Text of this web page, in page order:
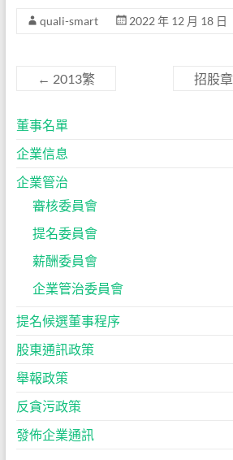
quali-smart 2022 年 12 月 18 日
← 2013繁 招股
董事名單
企業信息
企業管治
審核委員會
提名委員會
薪酬委員會
企業管治委員會
提名候選董事程序
股東通訊政策
舉報政策
反貪污政策
發佈企業通訊